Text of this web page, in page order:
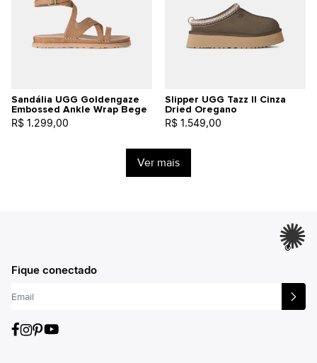
Sandália UGG Goldengaze
Embossed Ankle Wrap Bege
R$ 1.299,00
Slipper UGG Tazz II Cinza
Dried Oregano
R$ 1.549,00
Ver mais
®
Fique conectado